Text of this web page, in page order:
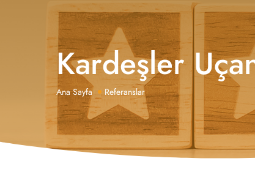
Kardeşler
Ana Sayfa Referanslar